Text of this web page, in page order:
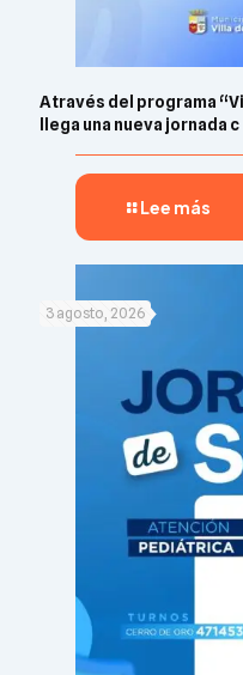
A través del programa
llega una nueva jornada c
Lee más
3 agosto, 2026